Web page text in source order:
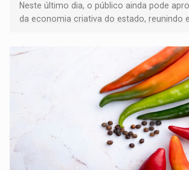
Neste último dia, o público ainda pode
da economia criativa do estado, reunindo